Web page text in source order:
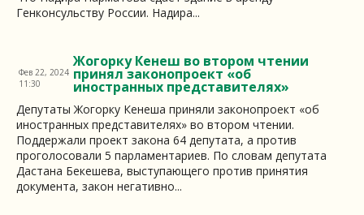
Генконсульству России. Надира...
Жогорку Кенеш во втором чтении
принял законопроект «об
иностранных представителях»
Фев 22, 2024
11:30
Депутаты Жогорку Кенеша приняли законопроект «об
иностранных представителях» во втором чтении.
Поддержали проект закона 64 депутата, а против
проголосовали 5 парламентариев. По словам депутата
Дастана Бекешева, выступающего против принятия
документа, закон негативно...